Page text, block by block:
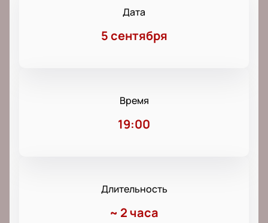
Дата
5 сентября
Время
19:00
Длительность
~ 2 часа